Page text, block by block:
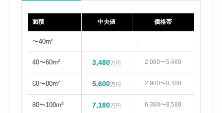
面積 中央値 価格帯
〜40m² -
40〜60m² 3,480万円 2,080〜5,480
60〜80m² 5,600万円 2,980〜8,480
80〜100m² 7,180万円 6,380〜8,580